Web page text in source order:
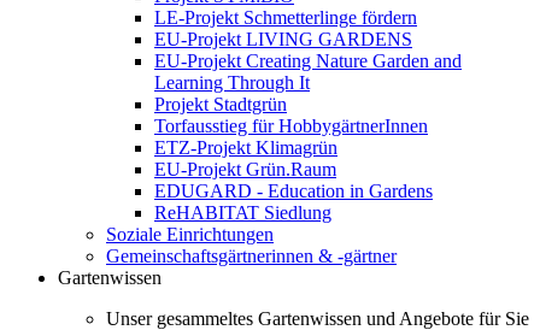
LE-Projekt Schmetterlinge fördern
EU-Projekt LIVING GARDENS
EU-Projekt Creating Nature Garden and
Learning Through It
Projekt Stadtgrün
Torfausstieg für HobbygärtnerInnen
ETZ-Projekt Klimagrün
EU-Projekt Grün.Raum
EDUGARD - Education in Gardens
ReHABITAT Siedlung
Soziale Einrichtungen
Gemeinschaftsgärtnerinnen & -gärtner
Gartenwissen
Unser gesammeltes Gartenwissen und Angebote für Sie